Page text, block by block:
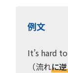
例文
It’s hard
（流れに